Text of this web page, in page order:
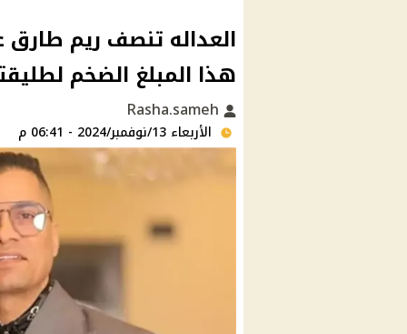
العداله تنصف ريم
هذا المبلغ الضخم
الأربعاء 13/نوفمبر/2024 - 06:41 م